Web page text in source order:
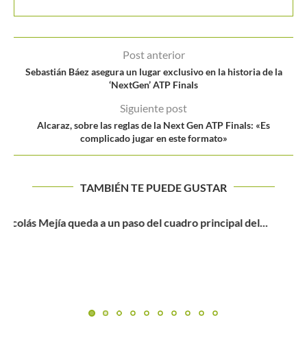
Post anterior
Sebastián Báez asegura un lugar exclusivo en la historia de la
‘NextGen’ ATP Finals
Siguiente post
Alcaraz, sobre las reglas de la Next Gen ATP Finals: «Es
complicado jugar en este formato»
TAMBIÉN TE PUEDE GUSTAR